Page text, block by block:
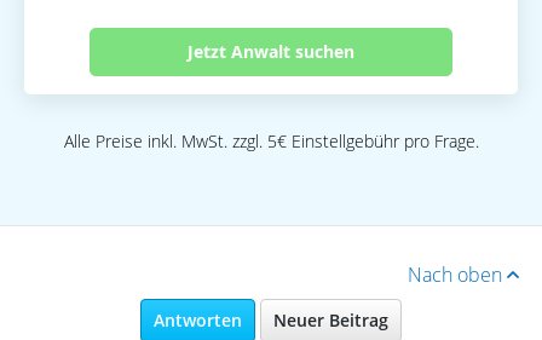
Jetzt Anwalt suchen
Alle Preise inkl. MwSt. zzgl. 5€ Einstellgebühr pro Frage.
Nach oben
Antworten Neuer Beitrag